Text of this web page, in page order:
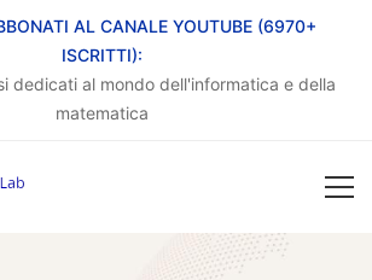
AL CANALE YOUTUBE (6970+
ISCRITTI):
dedicati al mondo dell'informatica e della
matematica